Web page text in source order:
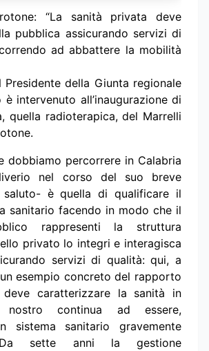
“La sanità privata deve
pubblica assicurando servizi di
ad abbattere la mobilità
Presidente della Giunta regionale
è intervenuto all’inaugurazione di
quella radioterapica, del Marrelli
dobbiamo percorrere in Calabria
nel corso del suo breve
è quella di qualificare il
sanitario facendo in modo che il
rappresenti la struttura
privato lo integri e interagisca
servizi di qualità: qui, a
esempio concreto del rapporto
caratterizzare la sanità in
nostro continua ad essere,
sistema sanitario gravemente
Da sette anni la gestione